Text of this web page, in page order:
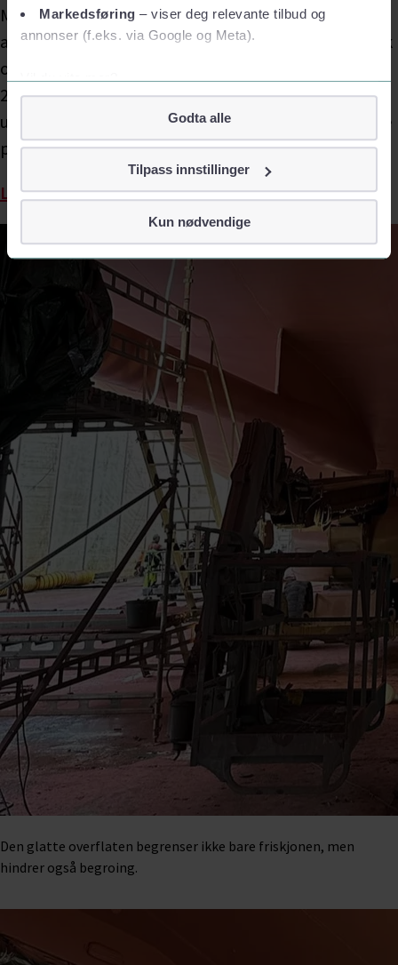
Markedsføring – viser deg relevante tilbud og
annonser (f.eks. via Google og Meta).
Vil du vite mer?
Om informasjonskapsler
Googles retningslinjer for personvern
Vi tar ditt personvern på alvor
identifiserer deg, som navn eller telefonnummer.
Godta alle
Tilpass innstillinger
Kun nødvendige